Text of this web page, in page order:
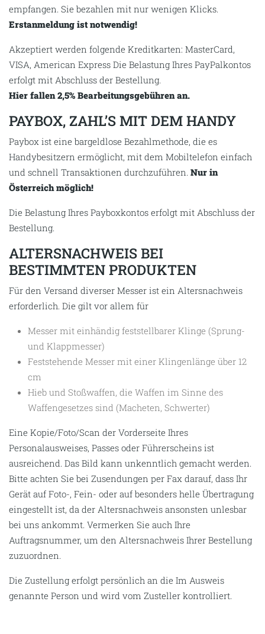
empfangen. Sie bezahlen mit nur wenigen Klicks.
Erstanmeldung ist notwendig!
Akzeptiert werden folgende Kreditkarten: MasterCard,
VISA, American Express Die Belastung Ihres PayPalkontos
erfolgt mit Abschluss der Bestellung.
Hier fallen 2,5% Bearbeitungsgebühren an.
PAYBOX, ZAHL’S MIT DEM HANDY
Paybox ist eine bargeldlose Bezahlmethode, die es
Handybesitzern ermöglicht, mit dem Mobiltelefon einfach
und schnell Transaktionen durchzuführen. Nur in
Österreich möglich!
Die Belastung Ihres Payboxkontos erfolgt mit Abschluss der
Bestellung.
ALTERSNACHWEIS BEI
BESTIMMTEN PRODUKTEN
Für den Versand diverser Messer ist ein Altersnachweis
erforderlich. Die gilt vor allem für
Messer mit einhändig feststellbarer Klinge (Sprung-
und Klappmesser)
Feststehende Messer mit einer Klingenlänge über 12
cm
Hieb und Stoßwaffen, die Waffen im Sinne des
Waffengesetzes sind (Macheten, Schwerter)
Eine Kopie/Foto/Scan der Vorderseite Ihres
Personalausweises, Passes oder Führerscheins ist
ausreichend. Das Bild kann unkenntlich gemacht werden.
Bitte achten Sie bei Zusendungen per Fax darauf, dass Ihr
Gerät auf Foto-, Fein- oder auf besonders helle Übertragung
eingestellt ist, da der Altersnachweis ansonsten unlesbar
bei uns ankommt. Vermerken Sie auch Ihre
Auftragsnummer, um den Altersnachweis Ihrer Bestellung
zuzuordnen.
Die Zustellung erfolgt persönlich an die Im Ausweis
genannte Person und wird vom Zusteller kontrolliert.